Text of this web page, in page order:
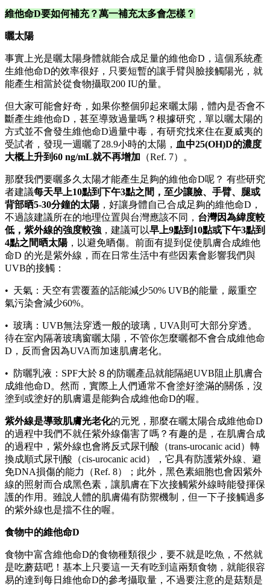
維他命D要如何補充？萬一補充太多會怎樣？
曬太陽
事實上光是曬太陽身體就能合成足量的維他命D，這個系統產
生維他命D的效率很好，只要短暫的讓手臂與臉接觸陽光，就
能產生相當於從食物攝取200 IU的量。
但大家可能會好奇，如果你整個卯起來曬太陽，體內是否會不
斷產生維他命D，甚至導致過量嗎？根據研究，單以曬太陽的
方式並不會發生維他命D過量中毒，有研究找來住在夏威夷的
受試者，發現一週曬了28.9小時的太陽， 血中25(OH)D的濃度
大概上升到60 ng/mL就不再增加 （Ref. 7）。
那麼我們要曬多久太陽才能產生足夠的維他命D呢？ 有些研究
者建議每天早上10點到下午3點之間，至少讓臉、手臂、腿或
背部晒5-30分鐘的太陽 ，好讓身體自己合成足夠的維他命D，
不過該建議所在的地理位置與台灣應該不同， 台灣因為緯度較
低，紫外線的強度較強 ，建議可以早上9點到10點或下午3點到
4點之間晒太陽 ，以避免晒傷。前面有提到促使肌膚合成維他
命D 的光是紫外線，而在日常生活中有些因素會影響我們與
UVB的接觸：
• 天氣：天空有雲覆蓋的話能減少50% UVB的能量，嚴重空
氣污染會減少60%。
• 玻璃：UVB無法穿透一般的玻璃，UVA則可大部分穿透。
待在室內隔著玻璃窗曬太陽，不管你怎麼曬都不會合成維他命
D，反而會因為UVA而加速肌膚老化。
• 防曬乳液：SPF大於８的防曬產品就能隔絕UVB阻止肌膚合
成維他命D。然而，實際上人們通常不會塗好塗滿的關係，沒
塗到或塗好的肌膚還是能夠合成維他命D的喔。
紫外線是導致肌膚光老化的元兇，那麼在曬太陽合成維他命D
的過程中我們不就任紫外線傷害了嗎？有趣的是，在肌膚合成
的過程中，紫外線也會將反式尿刊酸（trans-urocanic acid）轉
換成順式尿刊酸（cis-urocanic acid），它具有防護紫外線、避
免DNA損傷的能力（Ref. 8）；此外，黑色素細胞也會因紫外
線的照射而合成黑色素，讓肌膚在下次接觸紫外線時能發揮保
護的作用。雖說人體的肌膚備有防禦機制，但一下子接觸過多
的紫外線也是擋不住的喔。
食物中的維他命D
食物中富含維他命D的食物種類很少，要不就是吃魚，不然就
是吃蘑菇吧！基本上只要這一天有吃到這兩類食物，就能很容
易的達到每日維他命D的參考攝取量，不過要注意的是菇類是